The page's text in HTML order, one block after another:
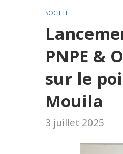
SOCIÉTÉ
PNPE &
sur le
Mouila
3 juillet 2025